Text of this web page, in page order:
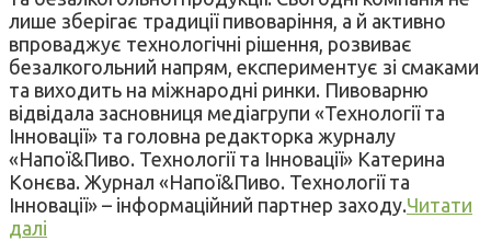
лише зберігає традиції пивоваріння, а й активно
впроваджує технологічні рішення, розвиває
безалкогольний напрям, експериментує зі смаками
та виходить на міжнародні ринки. Пивоварню
відвідала засновниця медіагрупи «Технології та
Інновації» та головна редакторка журналу
«Напої&Пиво. Технології та Інновації» Катерина
Конєва. Журнал «Напої&Пиво. Технології та
Інновації» – інформаційний партнер заходу.Читати
далі